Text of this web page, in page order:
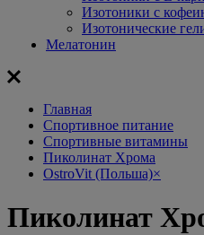
Изотоники с
Изотонические
Мелатонин
Главная
Спортивное питание
Спортивные витамины
Пиколинат Хрома
OstroVit (Польша)×
Пиколинат